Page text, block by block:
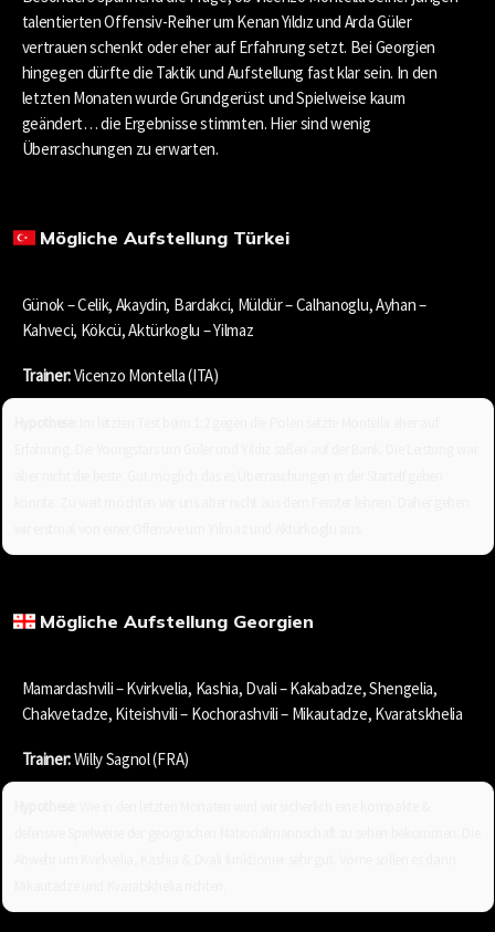
talentierten Offensiv-Reiher um Kenan Yıldız und Arda Güler
vertrauen schenkt oder eher auf Erfahrung setzt. Bei Georgien
hingegen dürfte die Taktik und Aufstellung fast klar sein. In den
letzten Monaten wurde Grundgerüst und Spielweise kaum
geändert… die Ergebnisse stimmten. Hier sind wenig
Überraschungen zu erwarten.
Mögliche Aufstellung Türkei
Günok – Celik, Akaydin, Bardakci, Müldür – Calhanoglu, Ayhan –
Kahveci, Kökcü, Aktürkoglu – Yilmaz
Trainer:Vicenzo Montella (ITA)
Mögliche Aufstellung Georgien
Mamardashvili – Kvirkvelia, Kashia, Dvali – Kakabadze, Shengelia,
Chakvetadze, Kiteishvili – Kochorashvili – Mikautadze, Kvaratskhelia
Trainer:Willy Sagnol (FRA)